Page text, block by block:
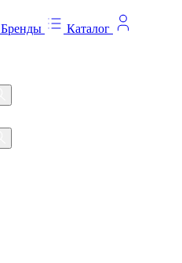
Бренды
Каталог